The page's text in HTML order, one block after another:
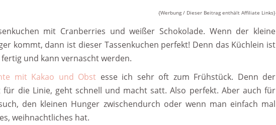
{Werbung / Dieser Beitrag enthält Affiliate Links}
mit Cranberries und weißer Schokolade. Wenn der kleine
kommt, dann ist dieser Tassenkuchen perfekt! Denn das Küchlein ist
und kann vernascht werden.
mit Kakao und Obst esse ich sehr oft zum Frühstück. Denn der
für die Linie, geht schnell und macht satt. Also perfekt. Aber auch für
den kleinen Hunger zwischendurch oder wenn man einfach mal
weihnachtliches hat.